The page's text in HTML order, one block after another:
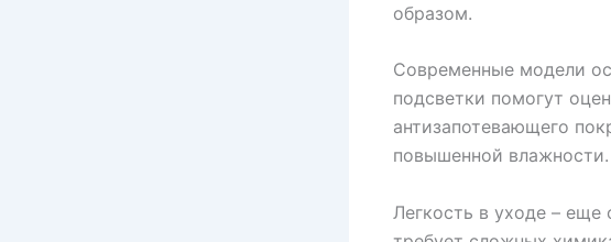
образом.
Современные модели
подсветки помогут
антизапотевающего
повышенной влажности.
Легкость в уходе –